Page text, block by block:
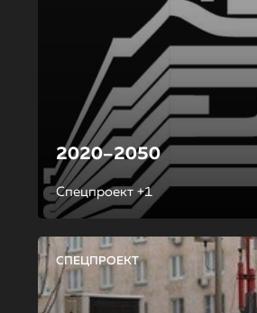
2020–2050
Спецпроект +1
СПЕЦПРОЕКТ